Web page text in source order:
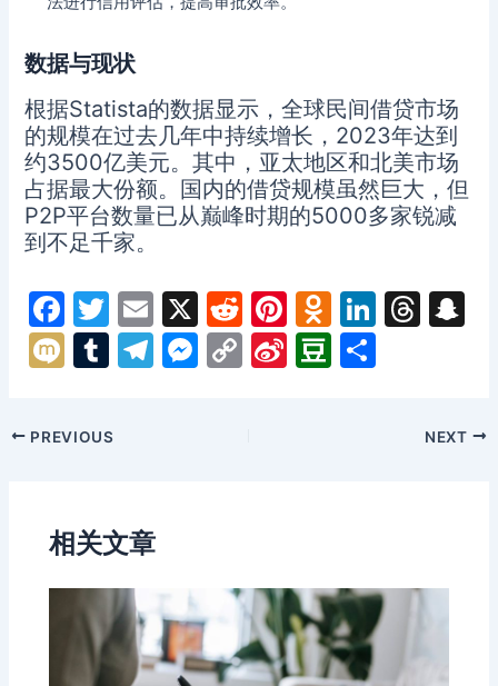
数据与现状
根据Statista的数据显示，全球民间借贷市场
的规模在过去几年中持续增长，2023年达到
约3500亿美元。其中，亚太地区和北美市场
占据最大份额。国内的借贷规模虽然巨大，但
P2P平台数量已从巅峰时期的5000多家锐减
到不足千家。
F
a
c
b
o
k
T
w
itt
E
m
ai
X
R
e
d
Pi
nt
er
O
d
n
ni
ki
Li T
d
c
M
i
T
m
bl
T
m
M
er
C
Si D
PostPREVIOUS NEXT
相关文章